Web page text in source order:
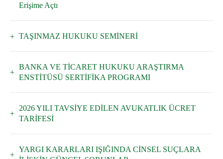
Erişime Açtı
TAŞINMAZ HUKUKU SEMİNERİ
BANKA VE TİCARET HUKUKU ARAŞTIRMA
ENSTİTÜSÜ SERTİFİKA PROGRAMI
2026 YILI TAVSİYE EDİLEN AVUKATLIK ÜCRET
TARİFESİ
YARGI KARARLARI IŞIĞINDA CİNSEL SUÇLARA